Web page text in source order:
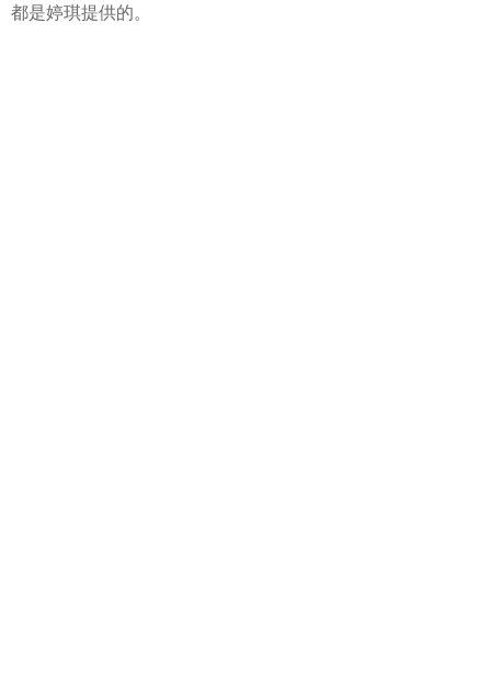
都是婷琪提供的。